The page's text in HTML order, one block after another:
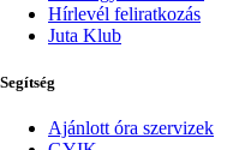
Hírlevél feliratkozás
Juta Klub
Segítség
Ajánlott óra szervizek